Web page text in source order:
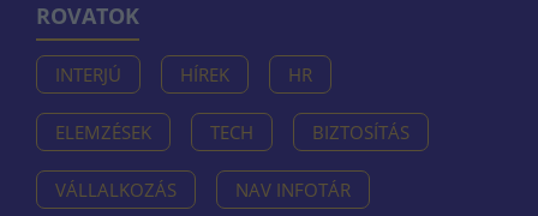
ROVATOK
INTERJÚ HÍREK HR
ELEMZÉSEK TECH BIZTOSÍTÁS
VÁLLALKOZÁS NAV INFOTÁR